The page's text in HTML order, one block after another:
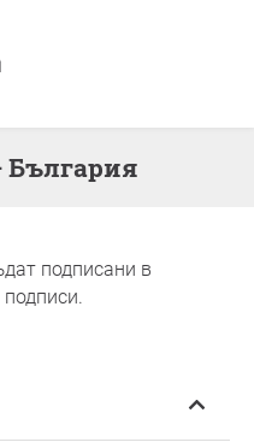
България
подписани в